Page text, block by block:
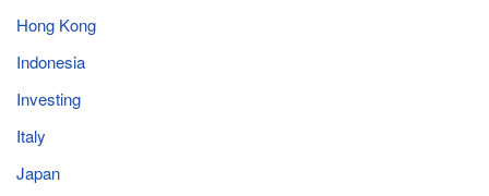
Hong Kong
Indonesia
Investing
Italy
Japan